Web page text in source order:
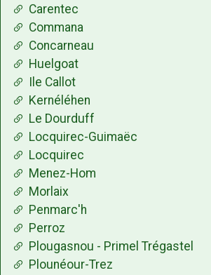
Carentec
Commana
Concarneau
Huelgoat
Ile Callot
Kernéléhen
Le Dourduff
Locquirec-Guimaëc
Locquirec
Menez-Hom
Morlaix
Penmarc'h
Perroz
Plougasnou - Primel Trégastel
Plounéour-Trez